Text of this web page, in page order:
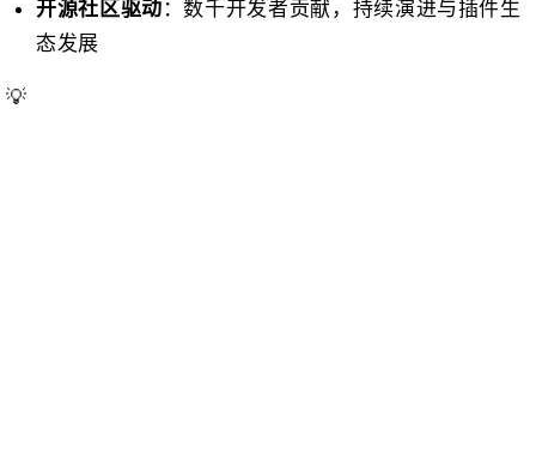
开源社区驱动：数千开发者贡献，持续演进与插件生
态发展
💡